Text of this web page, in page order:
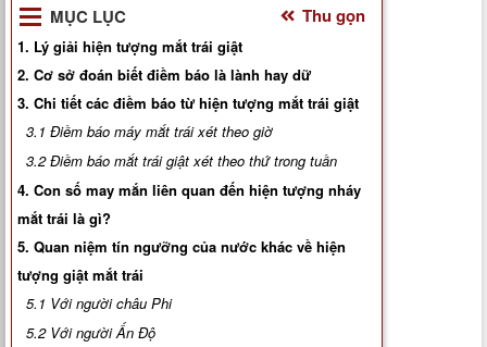
Văn Hoa Tâm linh
Xem ngày
Xem tuổi
Xem bói
Tướng số
Cung hoàng đạo
MỤC LỤC Thu gọn
1. Lý giải hiện tượng mắt trái giật
2. Cơ sở đoán biết điềm báo là lành hay dữ
3. Chi tiết các điềm báo từ hiện tượng mắt trái giật
3.1 Điềm báo máy mắt trái xét theo giờ
3.2 Điềm báo mắt trái giật xét theo thứ trong tuần
4. Con số may mắn liên quan đến hiện tượng nháy
mắt trái là gì?
5. Quan niệm tín ngưỡng của nước khác về hiện
tượng giật mắt trái
5.1 Với người châu Phi
5.2 Với người Ấn Độ